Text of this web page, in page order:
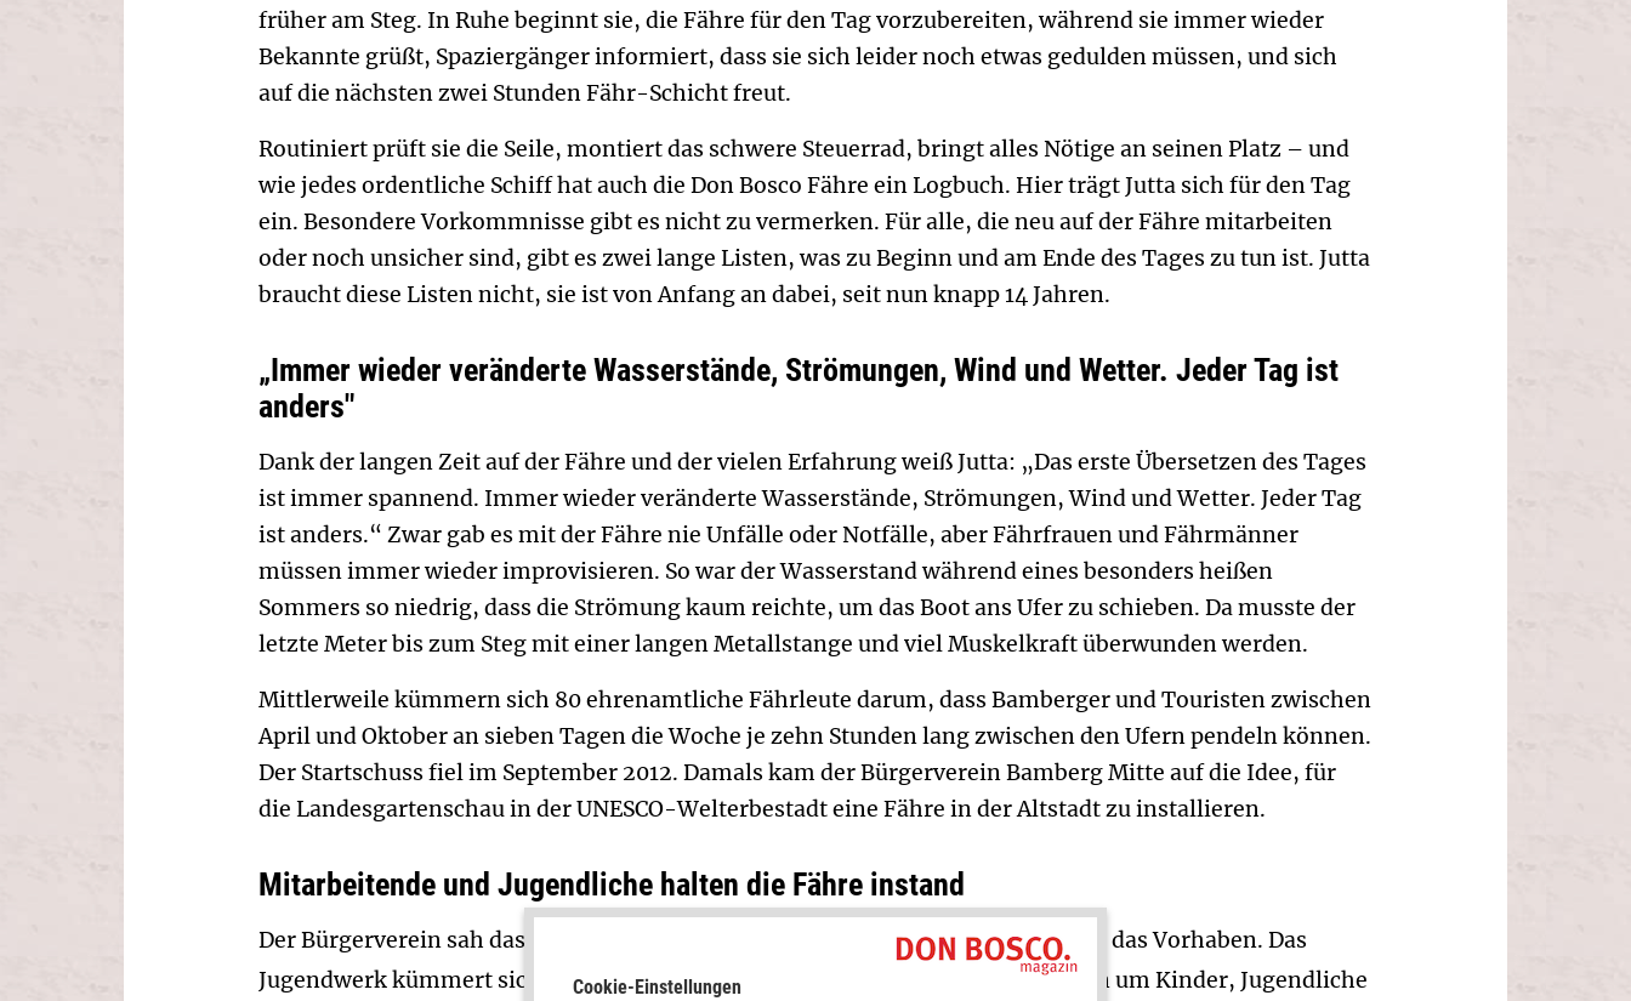
früher am Steg. In Ruhe beginnt sie, die Fähre für den Tag vorzubereiten, während sie immer wieder
Bekannte grüßt, Spaziergänger informiert, dass sie sich leider noch etwas gedulden müssen, und sich
auf die nächsten zwei Stunden Fähr-Schicht freut.
Routiniert prüft sie die Seile, montiert das schwere Steuerrad, bringt alles Nötige an seinen Platz – und
wie jedes ordentliche Schiff hat auch die Don Bosco Fähre ein Logbuch. Hier trägt Jutta sich für den Tag
ein. Besondere Vorkommnisse gibt es nicht zu vermerken. Für alle, die neu auf der Fähre mitarbeiten
oder noch unsicher sind, gibt es zwei lange Listen, was zu Beginn und am Ende des Tages zu tun ist. Jutta
braucht diese Listen nicht, sie ist von Anfang an dabei, seit nun knapp 14 Jahren.
„Immer wieder veränderte Wasserstände, Strömungen, Wind und Wetter. Jeder Tag ist
anders"
Dank der langen Zeit auf der Fähre und der vielen Erfahrung weiß Jutta: „Das erste Übersetzen des Tages
ist immer spannend. Immer wieder veränderte Wasserstände, Strömungen, Wind und Wetter. Jeder Tag
ist anders.“ Zwar gab es mit der Fähre nie Unfälle oder Notfälle, aber Fährfrauen und Fährmänner
müssen immer wieder improvisieren. So war der Wasserstand während eines besonders heißen
Sommers so niedrig, dass die Strömung kaum reichte, um das Boot ans Ufer zu schieben. Da musste der
letzte Meter bis zum Steg mit einer langen Metallstange und viel Muskelkraft überwunden werden.
Mittlerweile kümmern sich 80 ehrenamtliche Fährleute darum, dass Bamberger und Touristen zwischen
April und Oktober an sieben Tagen die Woche je zehn Stunden lang zwischen den Ufern pendeln können.
Der Startschuss fiel im September 2012. Damals kam der Bürgerverein Bamberg Mitte auf die Idee, für
die Landes­gartenschau in der UNESCO-Welterbestadt eine Fähre in der Altstadt zu installieren.
Mitarbeitende und Jugendliche halten die Fähre instand
Der Bürgerverein sah das
als kompetenten Partner für das Vorhaben. Das
Jugendwerk kümmert sich mit unterschiedlichsten Maßnahmen und Angeboten um Kinder, Jugendliche
Cookie-Einstellungen